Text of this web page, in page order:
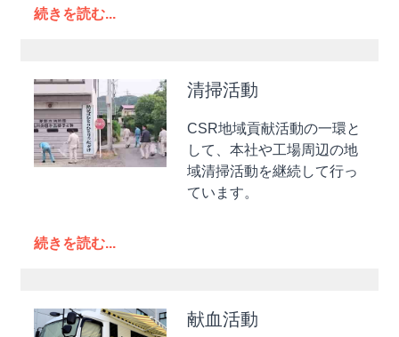
続きを読む...
清掃活動
CSR地域貢献活動の一環と
して、本社や工場周辺の地
域清掃活動を継続して行っ
ています。
続きを読む...
献血活動